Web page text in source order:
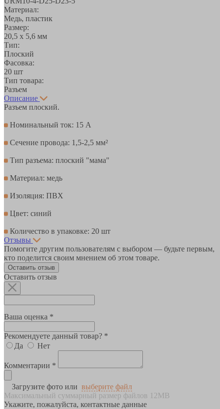
Материал:
Медь, пластик
Размер:
20,5 х 5,6 мм
Тип:
Плоский
Фасовка:
20 шт
Тип товара:
Разъем
Описание
Разъем плоский.
Номинальный ток: 15 А
Сечение провода: 1,5-2,5 мм²
Тип разъема: плоский "мама"
Материал: медь
Изоляция: ПВХ
Цвет: синий
Количество в упаковке: 20 шт
Отзывы
Помогите другим пользователям с выбором — будьте первым,
кто поделится своим мнением об этом товаре.
Оставить отзыв
Оставить отзыв
Ваша оценка *
Рекомендуете данный товар? *
Да
Нет
Комментарии *
Загрузите фото или выберите файл
Максимальный суммарный размер файлов 12MB
Укажите, пожалуйста, контактные данные